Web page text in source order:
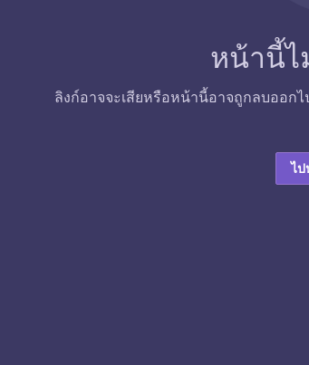
หน้านี้ไ
ลิงก์อาจจะเสียหรือหน้านี้อาจถูกลบออก
ไป